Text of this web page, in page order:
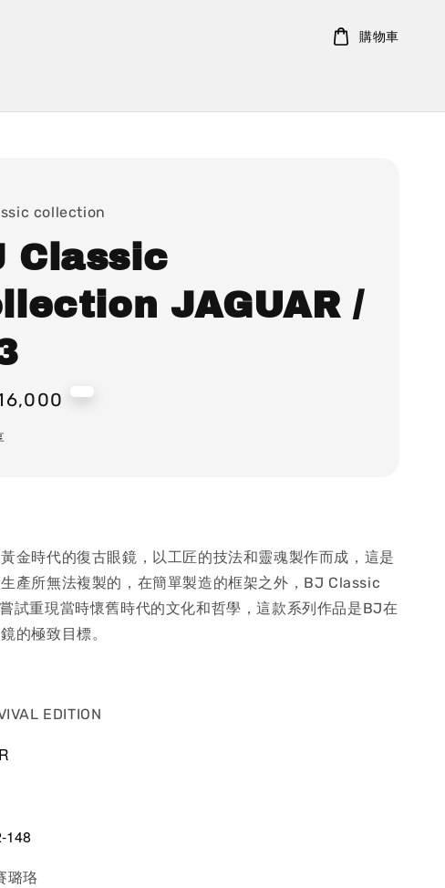
購物車
collection
Classic
JAGUAR /
金時代的復古眼鏡，以工匠的技法和靈魂製作而成，這是
產所無法複製的，在簡單製造的框架之外，BJ Classic
試重現當時懷舊時代的文化和哲學，這款系列作品是BJ在
的極致目標。
EDITION
148
璐珞